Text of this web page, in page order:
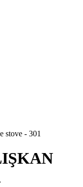
stove - 301